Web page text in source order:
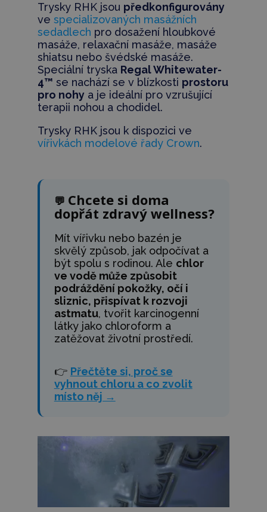
Trysky RHK jsou předkonfigurovány
ve specializovaných masážních
sedadlech pro dosažení hloubkové
masáže, relaxační masáže, masáže
shiatsu nebo švédské masáže.
Speciální tryska Regal Whitewater-
4™ se nachází se v blízkosti prostoru
pro nohya je ideální pro vzrušující
terapii nohou a chodidel.
Trysky RHK jsou k dispozici ve
vířivkách modelové řady Crown.
💬 Chcete si doma
dopřát zdravý wellness?
Mít vířivku nebo bazén je
skvělý způsob, jak odpočívat a
být spolu s rodinou. Ale chlor
ve vodě může způsobit
podráždění pokožky, očí i
sliznic, přispívat k rozvoji
astmatu, tvořit karcinogenní
látky jako chloroform a
zatěžovat životní prostředí.
👉 Přečtěte si, proč se
vyhnout chloru a co zvolit
místo něj →